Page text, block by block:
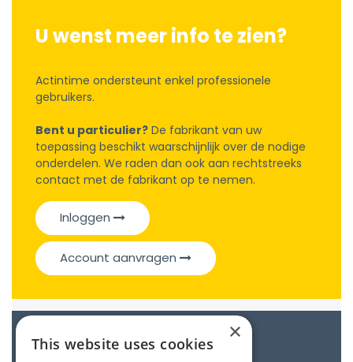
U wenst meer info te zien?
Actintime ondersteunt enkel professionele
gebruikers.
Bent u particulier? De fabrikant van uw
toepassing beschikt waarschijnlijk over de nodige
onderdelen. We raden dan ook aan rechtstreeks
contact met de fabrikant op te nemen.
Inloggen
Account aanvragen
Catalogue
×
This website uses cookies